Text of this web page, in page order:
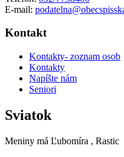
E-mail:
Kontakt
Kontakty- zoznam osob
Kontakty
Napíšte nám
Seniori
Sviatok
Meniny má Ľubomíra , Rastic